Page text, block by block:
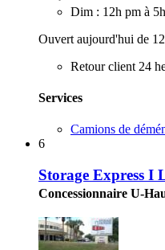
Dim : 12h pm à
Ouvert aujourd'hui de
Retour client 24
Services
Camions de
6
Storage Express I
Concessionnaire U-